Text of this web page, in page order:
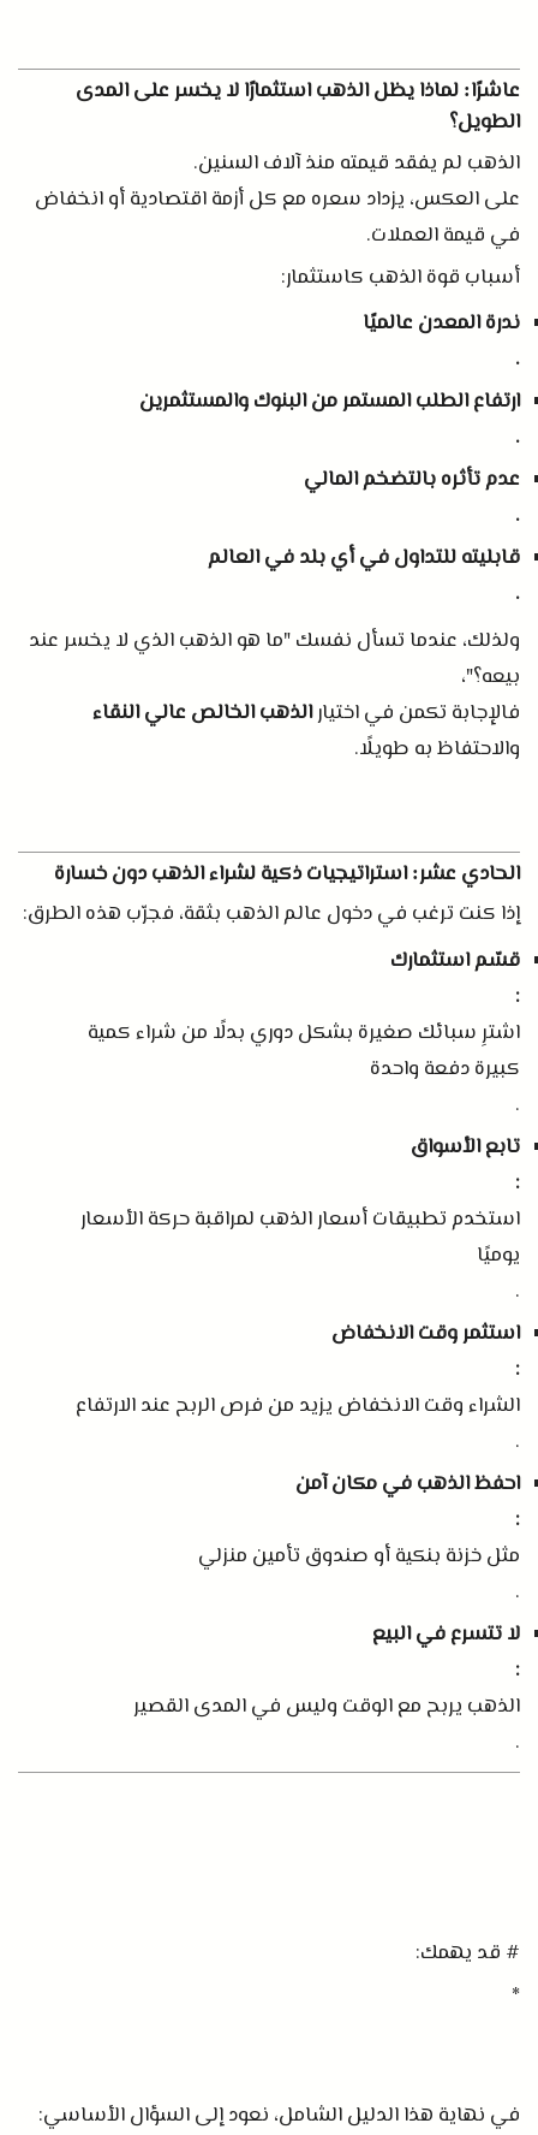
عاشرًا: لماذا يظل الذهب استثمارًا لا يخسر على المدى
الطويل؟
الذهب لم يفقد قيمته منذ آلاف السنين.
على العكس، يزداد سعره مع كل أزمة اقتصادية أو انخفاض
في قيمة العملات.
أسباب قوة الذهب كاستثمار:
ندرة المعدن عالميًا
.
ارتفاع الطلب المستمر من البنوك والمستثمرين
.
عدم تأثره بالتضخم المالي
.
قابليته للتداول في أي بلد في العالم
.
ولذلك، عندما تسأل نفسك"ما هو الذهب الذي لا يخسر عند
بيعه؟"،
فالإجابة تكمن في اختيارالذهب الخالص عالي النقاء
والاحتفاظ به طويلًا.
الحادي عشر:استراتيجيات ذكية لشراء الذهب دون خسارة
إذا كنت ترغب في دخول عالم الذهب بثقة، فجرّب هذه الطرق:
قسّم استثمارك
:
اشترِ سبائك صغيرة بشكل دوري بدلًا من شراء كمية
كبيرة دفعة واحدة
.
تابع الأسواق
:
استخدم تطبيقات أسعار الذهب لمراقبة حركة الأسعار
يوميًا
.
استثمر وقت الانخفاض
:
الشراء وقت الانخفاض يزيد من فرص الربح عند الارتفاع
.
احفظ الذهب في مكان آمن
:
مثل خزنة بنكية أو صندوق تأمين منزلي
.
لا تتسرع في البيع
:
الذهب يربح مع الوقت وليس في المدى القصير
.
# قد يهمك:
*
في نهاية هذا الدليل الشامل، نعود إلى السؤال الأساسي: